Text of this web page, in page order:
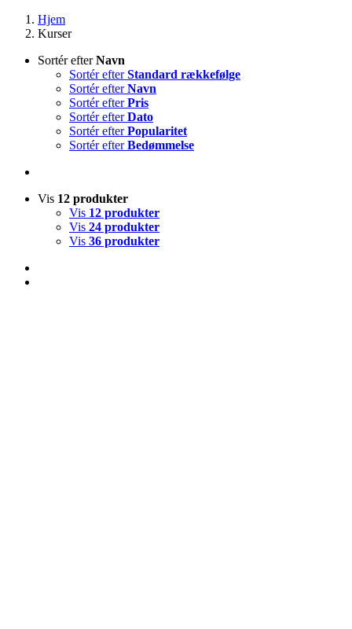
Hjem
Kurser
Sortér efterNavn
Sortér efterStandard rækkefølge
Sortér efterNavn
Sortér efterPris
Sortér efterDato
Sortér efterPopularitet
Sortér efterBedømmelse
Vis 12 produkter
Vis 12 produkter
Vis 24 produkter
Vis 36 produkter